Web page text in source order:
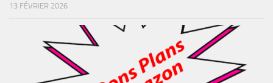
13 FÉVRIER 2026